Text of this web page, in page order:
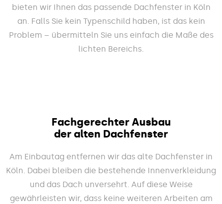
bieten wir Ihnen das passende Dachfenster in Köln
an. Falls Sie kein Typenschild haben, ist das kein
Problem – übermitteln Sie uns einfach die Maße des
lichten Bereichs.
Fachgerechter Ausbau
der alten Dachfenster
Am Einbautag entfernen wir das alte Dachfenster in
Köln. Dabei bleiben die bestehende Innenverkleidung
und das Dach unversehrt. Auf diese Weise
gewährleisten wir, dass keine weiteren Arbeiten am